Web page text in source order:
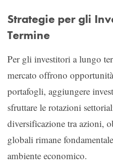
Strategie per gli
Termine
Per gli investitori a lungo
mercato offrono
portafogli, aggiungere
sfruttare le rotazioni
diversificazione tra azioni,
globali rimane
ambiente economico.